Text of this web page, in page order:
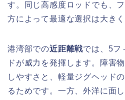
す。同じ高感度ロッドでも、
方によって最適な選択は大きく
港湾部での近距離戦では、5フ
ドが威力を発揮します。障害
しやすさと、軽量ジグヘッド
るためです。一方、外洋に面